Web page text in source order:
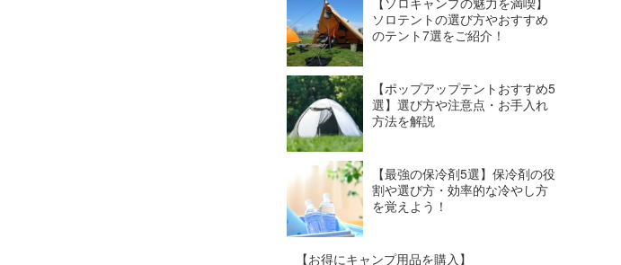
ソロテントの選び方やおすすめ
のテント7選をご紹介！
【ポップアップテントおすすめ5
選】選び方や注意点・お手入れ
方法を解説
【最強の保冷剤5選】保冷剤の役
割や選び方・効率的な冷やし方
を覚えよう！
【お得にキャンプ用品を購入】